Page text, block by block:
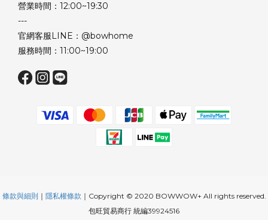
營業時間：12:00~19:30
---
官網客服LINE：@bowhome
服務時間：11:00~19:00
條款與細則 ｜ 隱私權條款 ｜Copyright © 2020 BOWWOW+ All rights reserved.
包旺貿易商行 統編39924516